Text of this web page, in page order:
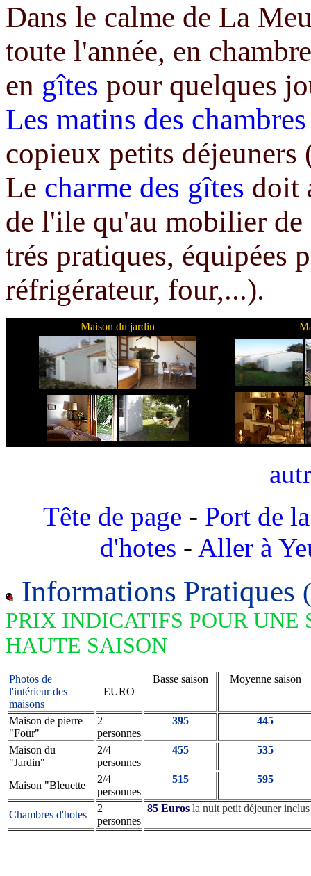
Dans le calme de La
toute l'année, en
en gîtes pour quelques
Les matins des
copieux petits
Le charme des gîtes doit
de l'ile qu'au mobilier de
trés pratiques, équipées
réfrigérateur, four,...).
Maison du jardin
Tête de page - Port de
d'hotes - Aller à
Informations Pratiques
PRIX INDICATIFS POUR
HAUTE SAISON
Photos de
l'intérieur des
maisons
EURO
Basse saison Moyenne saison
Maison de pierre
"Four"
2
personnes
395 445
Maison du
"Jardin"
2/4
personnes
455 535
Maison "Bleuette
2/4
personnes
515 595
Chambres d'hotes
2
personnes
85 Eurosla nuit petit déjeuner inclus